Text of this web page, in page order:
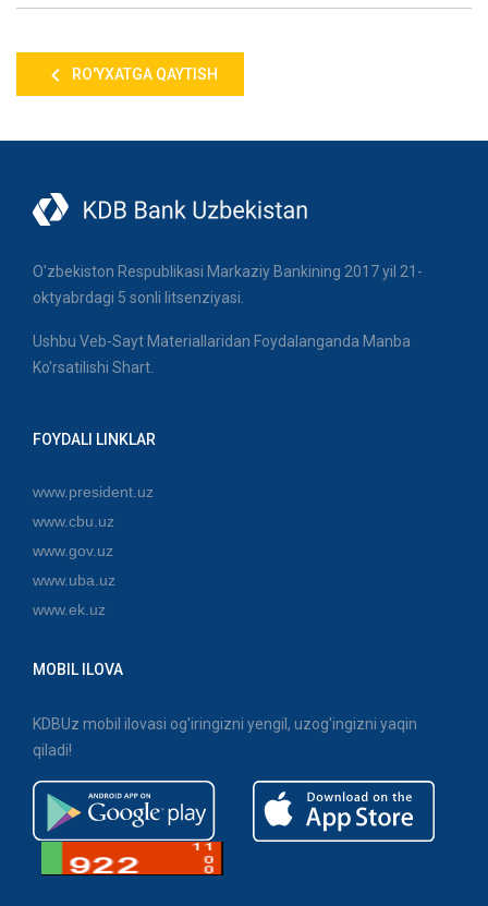
RO'YXATGA QAYTISH
O'zbekiston Respublikasi Markaziy Bankining 2017 yil 21-
oktyabrdagi 5 sonli litsenziyasi.
Ushbu Veb-Sayt Materiallaridan Foydalanganda Manba
Ko'rsatilishi Shart.
FOYDALI LINKLAR
www.president.uz
www.cbu.uz
www.gov.uz
www.uba.uz
www.ek.uz
MOBIL ILOVA
KDBUz mobil ilovasi og'iringizni yengil, uzog'ingizni yaqin
qiladi!